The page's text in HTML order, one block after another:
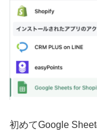
初めてGoogle